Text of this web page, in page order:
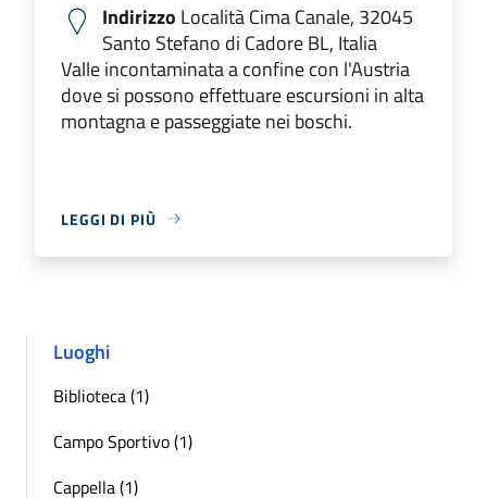
Indirizzo Località Cima Canale, 32045
Santo Stefano di Cadore BL, Italia
Valle incontaminata a confine con l'Austria
dove si possono effettuare escursioni in alta
montagna e passeggiate nei boschi.
LEGGI DI PIÙ
Luoghi
Biblioteca (1)
Campo Sportivo (1)
Cappella (1)